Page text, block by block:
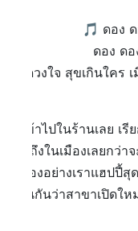
🎵 ดอง
ดอง ด
สุขดวงใจ สุขเกินใคร
ท้าเข้าไปในร้านเลย
ไกลถึงในเมืองเลยก
เมืองอย่างเราแฮปปี้
างในกันว่าสาขาเปิด